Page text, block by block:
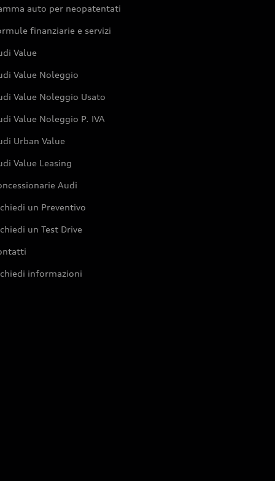
auto per neopatentati
finanziarie e servizi
Value
Value Noleggio
Value Noleggio Usato
Value Noleggio P. IVA
Urban Value
Value Leasing
Audi
un Preventivo
un Test Drive
informazioni